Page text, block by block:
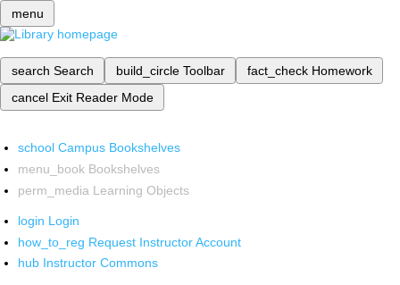
menu
search Search build_circle Toolbar fact_check Homework
cancel Exit Reader Mode
school Campus Bookshelves
menu_book Bookshelves
perm_media Learning Objects
login Login
how_to_reg Request Instructor Account
hub Instructor Commons